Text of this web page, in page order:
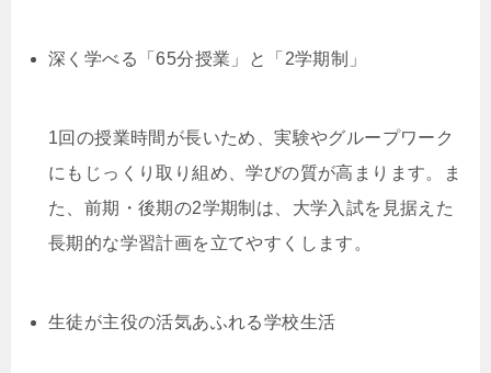
深く学べる「65分授業」と「2学期制」
1回の授業時間が長いため、実験やグループワーク
にもじっくり取り組め、学びの質が高まります。ま
た、前期・後期の2学期制は、大学入試を見据えた
長期的な学習計画を立てやすくします。
生徒が主役の活気あふれる学校生活